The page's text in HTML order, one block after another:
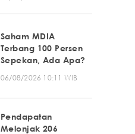
Saham MDIA
Terbang 100 Persen
Sepekan, Ada Apa?
06/08/2026 10:11 WIB
Pendapatan
Melonjak 206